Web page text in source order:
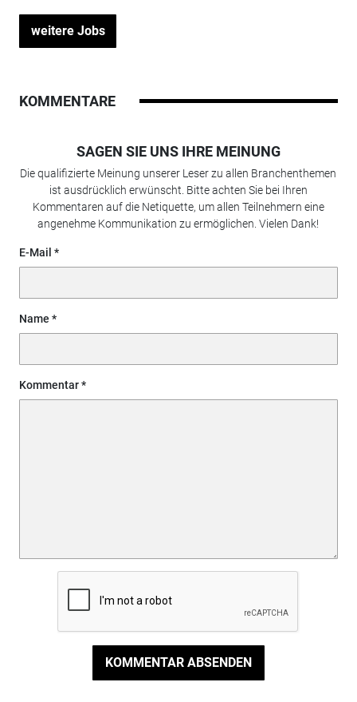
weitere Jobs
KOMMENTARE
SAGEN SIE UNS IHRE MEINUNG
Die qualifizierte Meinung unserer Leser zu allen Branchenthemen
ist ausdrücklich erwünscht. Bitte achten Sie bei Ihren
Kommentaren auf die Netiquette, um allen Teilnehmern eine
angenehme Kommunikation zu ermöglichen. Vielen Dank!
E-Mail
Name
Kommentar
KOMMENTAR ABSENDEN